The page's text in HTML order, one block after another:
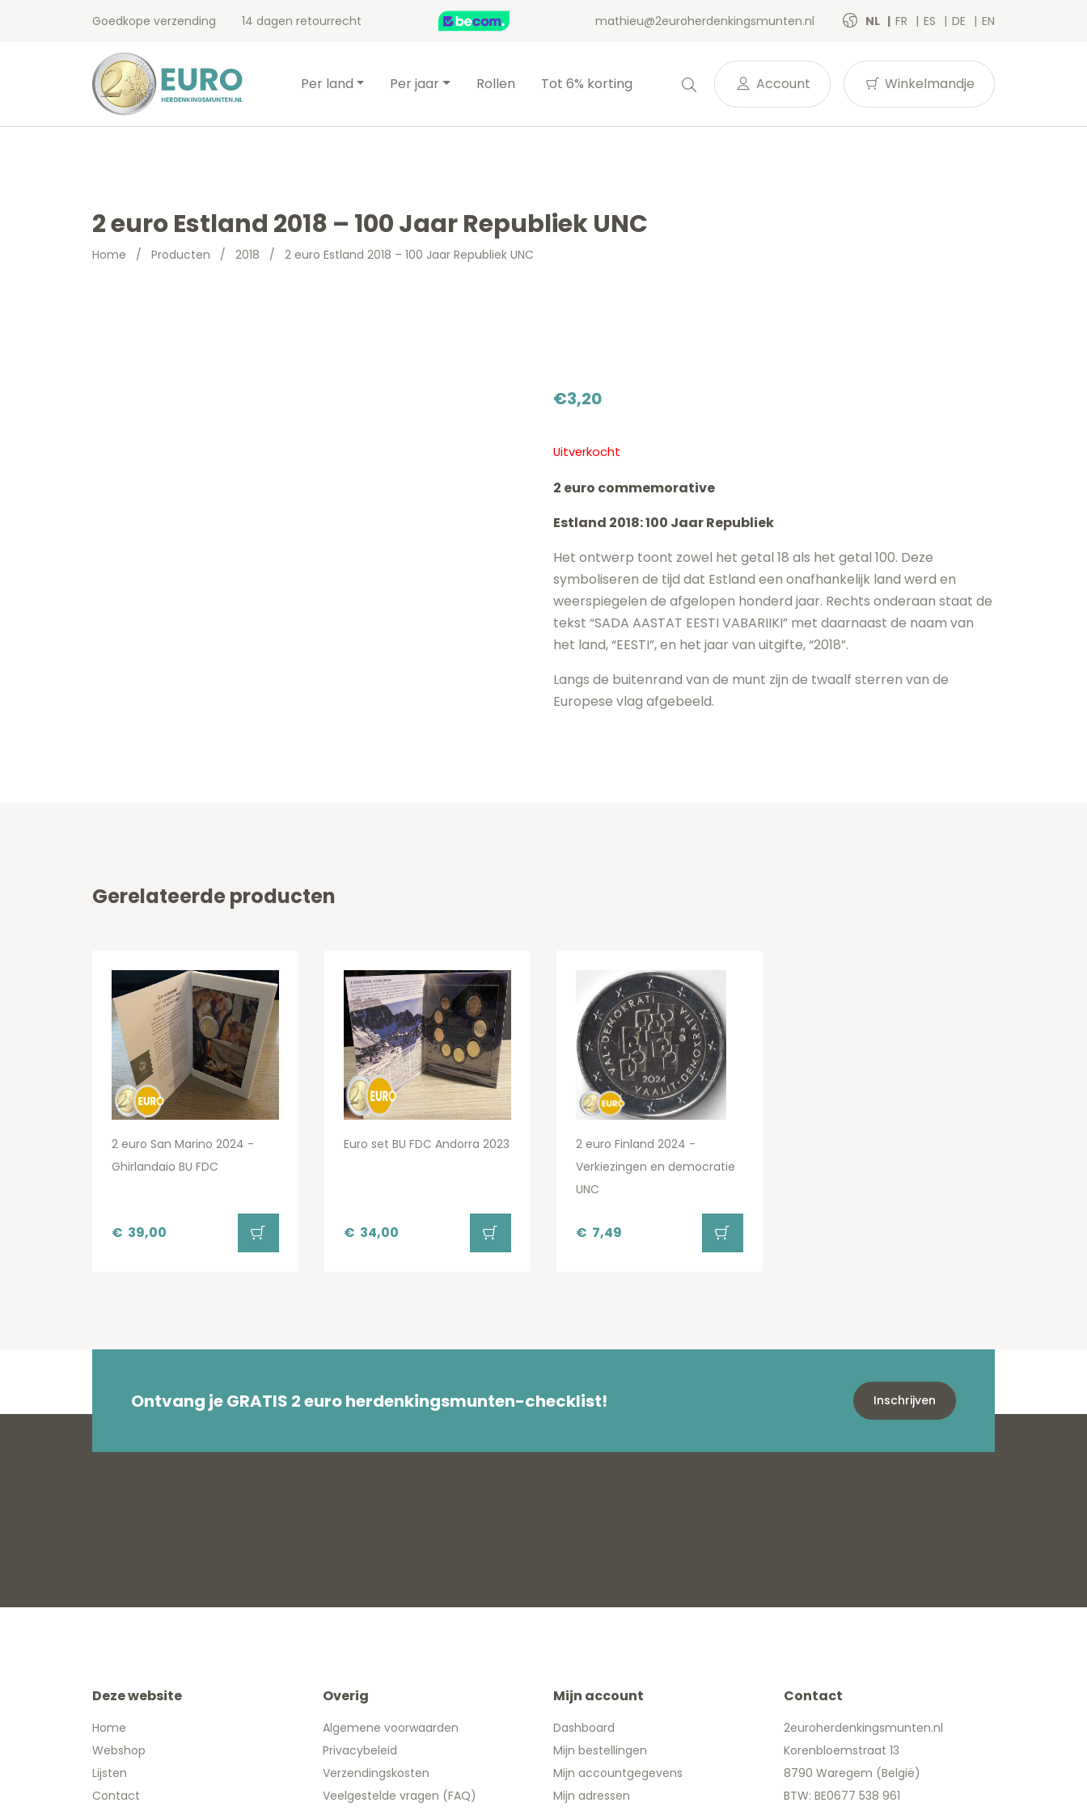
Goedkope verzending 14 dagen retourrecht mathieu@2euroherdenkingsmunten.nl NL FR ES DE EN
Per land Per jaar Rollen Tot 6% korting Account Winkelmandje
2 euro Estland 2018 – 100 Jaar Republiek UNC
Home / Producten / 2018 / 2 euro Estland 2018 – 100 Jaar Republiek UNC
€3,20
Uitverkocht
2 euro commemorative
Estland 2018: 100 Jaar Republiek
Het ontwerp toont zowel het getal 18 als het getal 100. Deze
symboliseren de tijd dat Estland een onafhankelijk land werd en
weerspiegelen de afgelopen honderd jaar. Rechts onderaan staat de
tekst “SADA AASTAT EESTI VABARIIKI” met daarnaast de naam van
het land, “EESTI”, en het jaar van uitgifte, “2018”.
Langs de buitenrand van de munt zijn de twaalf sterren van de
Europese vlag afgebeeld.
Gerelateerde producten
2 euro San Marino 2024 -
Ghirlandaio BU FDC
€ 39,00
Euro set BU FDC Andorra 2023
€ 34,00
2 euro Finland 2024 -
Verkiezingen en democratie
UNC
€ 7,49
Ontvang je GRATIS 2 euro herdenkingsmunten-checklist! Inschrijven
Deze website
Home
Webshop
Lijsten
Contact
Overig
Algemene voorwaarden
Privacybeleid
Verzendingskosten
Veelgestelde vragen (FAQ)
Mijn account
Dashboard
Mijn bestellingen
Mijn accountgegevens
Mijn adressen
Contact
2euroherdenkingsmunten.nl
Korenbloemstraat 13
8790 Waregem (België)
BTW: BE0677 538 961